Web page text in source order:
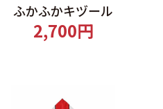
ふかふかキヅール
2,700円